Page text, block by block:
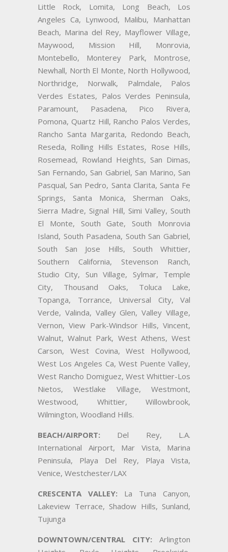
Little Rock, Lomita, Long Beach, Los
Angeles Ca, Lynwood, Malibu, Manhattan
Beach, Marina del Rey, Mayflower Village,
Maywood, Mission Hill, Monrovia,
Montebello, Monterey Park, Montrose,
Newhall, North El Monte, North Hollywood,
Northridge, Norwalk, Palmdale, Palos
Verdes Estates, Palos Verdes Peninsula,
Paramount, Pasadena, Pico Rivera,
Pomona, Quartz Hill, Rancho Palos Verdes,
Rancho Santa Margarita, Redondo Beach,
Reseda, Rolling Hills Estates, Rose Hills,
Rosemead, Rowland Heights, San Dimas,
San Fernando, San Gabriel, San Marino, San
Pasqual, San Pedro, Santa Clarita, Santa Fe
Springs, Santa Monica, Sherman Oaks,
Sierra Madre, Signal Hill, Simi Valley, South
El Monte, South Gate, South Monrovia
Island, South Pasadena, South San Gabriel,
South San Jose Hills, South Whittier,
Southern California, Stevenson Ranch,
Studio City, Sun Village, Sylmar, Temple
City, Thousand Oaks, Toluca Lake,
Topanga, Torrance, Universal City, Val
Verde, Valinda, Valley Glen, Valley Village,
Vernon, View Park-Windsor Hills, Vincent,
Walnut, Walnut Park, West Athens, West
Carson, West Covina, West Hollywood,
West Los Angeles Ca, West Puente Valley,
West Rancho Domiguez, West Whittier-Los
Nietos, Westlake Village, Westmont,
Westwood, Whittier, Willowbrook,
Wilmington, Woodland Hills.
BEACH/AIRPORT: Del Rey, L.A.
International Airport, Mar Vista, Marina
Peninsula, Playa Del Rey, Playa Vista,
Venice, Westchester/LAX
CRESCENTA VALLEY: La Tuna Canyon,
Lakeview Terrace, Shadow Hills, Sunland,
Tujunga
DOWNTOWN/CENTRAL CITY: Arlington